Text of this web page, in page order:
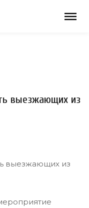
выезжающих из